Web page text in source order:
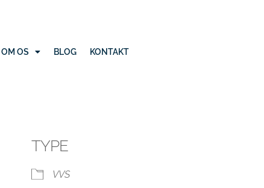
OM OS BLOG
KONTAKT
TYPE
VVS